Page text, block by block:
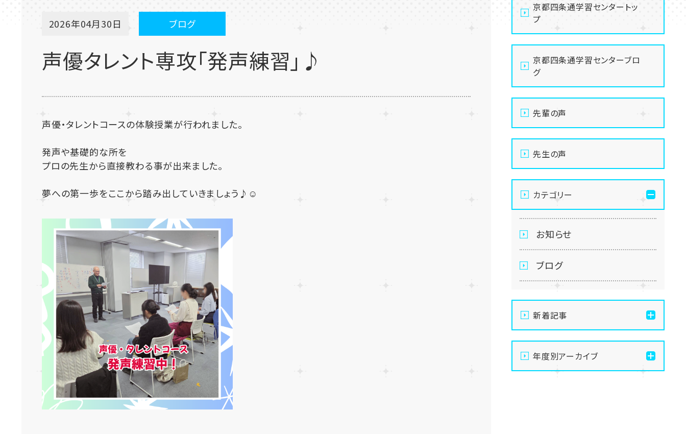
2026年04月30日 ブログ
声優タレント専攻「発声練習」♪
声優・タレントコースの体験授業が行われました。
発声や基礎的な所を
プロの先生から直接教わる事が出来ました。
夢への第一歩をここから踏み出していきましょう♪☺️
京都四条通学習センタートッ
プ
京都四条通学習センターブロ
グ
先輩の声
先生の声
カテゴリー
お知らせ
ブログ
新着記事
通信制高校の学習風景
年度別アーカイブ